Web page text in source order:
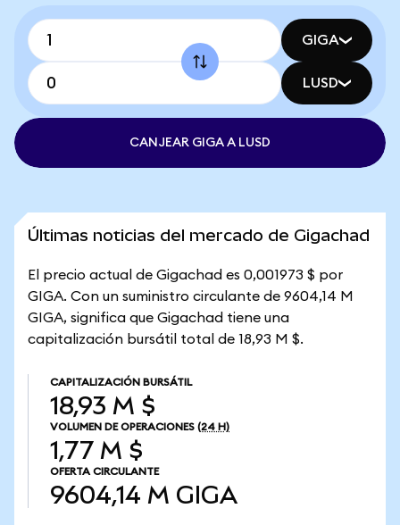
GIGA
LUSD
CANJEAR GIGA A LUSD
Últimas noticias del mercado de Gigachad
El precio actual de Gigachad es 0,001973 $ por
GIGA. Con un suministro circulante de 9604,14 M
GIGA, significa que Gigachad tiene una
capitalización bursátil total de 18,93 M $.
CAPITALIZACIÓN BURSÁTIL
18,93 M $
VOLUMEN DE OPERACIONES (24 H)
1,77 M $
OFERTA CIRCULANTE
9604,14 M GIGA